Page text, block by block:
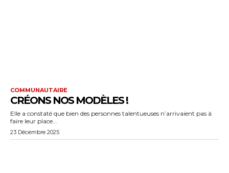
COMMUNAUTAIRE
CRÉONS NOS MODÈLES !
Elle a constaté que bien des personnes talentueuses n’arrivaient pas à
faire leur place...
23 Décembre 2025